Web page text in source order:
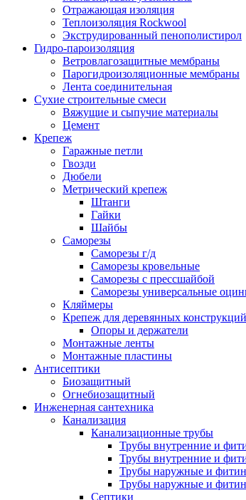
Отражающая изоляция
Теплоизоляция Rockwool
Экструдированный пенополистирол
Гидро-пароизоляция
Ветровлагозащитные мембраны
Парогидроизоляционные мембраны
Лента соединительная
Сухие строительные смеси
Вяжущие и сыпучие материалы
Цемент
Крепеж
Гаражные петли
Гвозди
Дюбели
Метрический крепеж
Штанги
Гайки
Шайбы
Саморезы
Саморезы г/д
Саморезы кровельные
Саморезы с прессшайбой
Саморезы универсальные
Кляймеры
Крепеж для деревянных конструкций
Опоры и держатели
Монтажные ленты
Монтажные пластины
Антисептики
Биозащитный
Огнебиозащитный
Инженерная сантехника
Канализация
Канализационные трубы
Трубы внутренние и
Трубы внутренние и
Трубы наружные и
Трубы наружные и
Септики